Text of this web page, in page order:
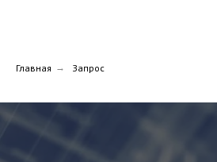
Главная → Запрос